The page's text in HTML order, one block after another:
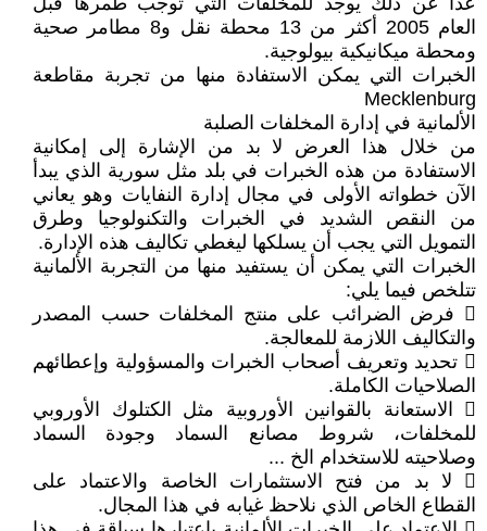
العام 2005 أكثر من 13 محطة نقل و8 مطامر صحية
ومحطة ميكانيكية بيولوجية.
الخبرات التي يمكن الاستفادة منها من تجربة مقاطعة
Mecklenburg
الألمانية في إدارة المخلفات الصلبة
من خلال هذا العرض لا بد من الإشارة إلى إمكانية
الاستفادة من هذه الخبرات في بلد مثل سورية الذي يبدأ
الآن خطواته الأولى في مجال إدارة النفايات وهو يعاني
من النقص الشديد في الخبرات والتكنولوجيا وطرق
التمويل التي يجب أن يسلكها ليغطي تكاليف هذه الإدارة.
الخبرات التي يمكن أن يستفيد منها من التجربة الألمانية
تتلخص فيما يلي:
 فرض الضرائب على منتج المخلفات حسب المصدر
والتكاليف اللازمة للمعالجة.
 تحديد وتعريف أصحاب الخبرات والمسؤولية وإعطائهم
الصلاحيات الكاملة.
 الاستعانة بالقوانين الأوروبية مثل الكتلوك الأوروبي
للمخلفات، شروط مصانع السماد وجودة السماد
وصلاحيته للاستخدام الخ ...
 لا بد من فتح الاستثمارات الخاصة والاعتماد على
القطاع الخاص الذي نلاحظ غيابه في هذا المجال.